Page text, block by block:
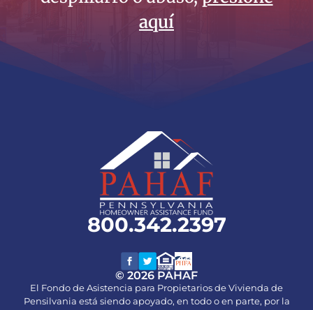
aquí
800.342.2397
© 2026 PAHAF
El Fondo de Asistencia para Propietarios de Vivienda de
Pensilvania está siendo apoyado, en todo o en parte, por la